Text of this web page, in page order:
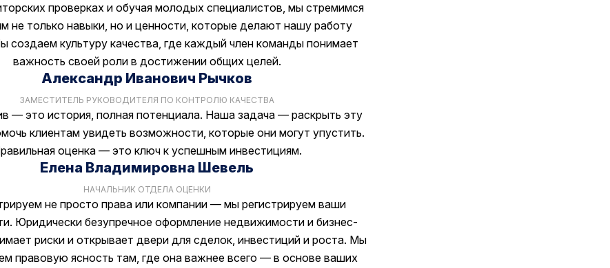
проверках и обучая молодых специалистов, мы стремимся
не только навыки, но и ценности, которые делают нашу работу
создаем культуру качества, где каждый член команды понимает
важность своей роли в достижении общих целей.
Александр Иванович Рычков
ЗАМЕСТИТЕЛЬ РУКОВОДИТЕЛЯ ПО КОНТРОЛЮ КАЧЕСТВА
— это история, полная потенциала. Наша задача — раскрыть эту
клиентам увидеть возможности, которые они могут упустить.
оценка — это ключ к успешным инвестициям.
Елена Владимировна Шевель
НАЧАЛЬНИК ОТДЕЛА ОЦЕНКИ
не просто права или компании — мы регистрируем ваши
Юридически безупречное оформление недвижимости и бизнес-
риски и открывает двери для сделок, инвестиций и роста. Мы
правовую ясность там, где она важнее всего — в основе ваших